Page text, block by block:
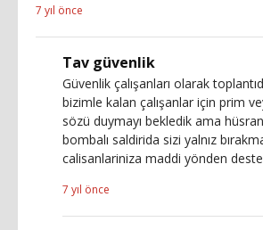
7 yıl önce
Tav güvenlik
Güvenlik çalışanları olarak
bizimle kalan çalışanlar için prim
sözü duymayı bekledik ama
bombalı saldirida sizi yalnız
calisanlariniza maddi yönden
7 yıl önce